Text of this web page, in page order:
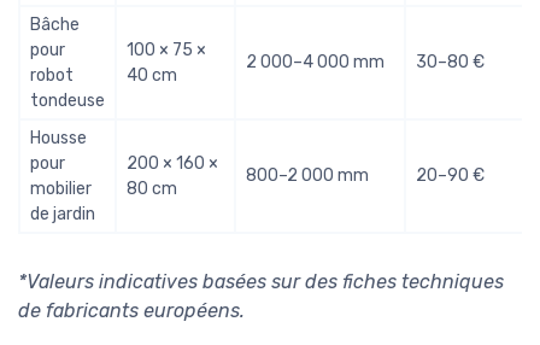
Bâche
pour
robot
tondeuse
100 × 75 ×
40 cm
2 000–4 000 mm 30–80 €
Housse
pour
mobilier
de jardin
200 × 160 ×
80 cm
800–2 000 mm 20–90 €
*Valeurs indicatives basées sur des fiches techniques
de fabricants européens.